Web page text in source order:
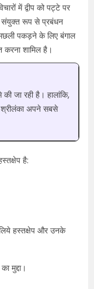
में द्वीप को पट्टे पर
संयुक्त रूप से प्रबंधन
पकड़ने के लिए बंगाल
करना शामिल है।
जा रही है। हालांकि,
अपने सबसे
है:
लिये हस्तक्षेप और उनके
मुद्दा।